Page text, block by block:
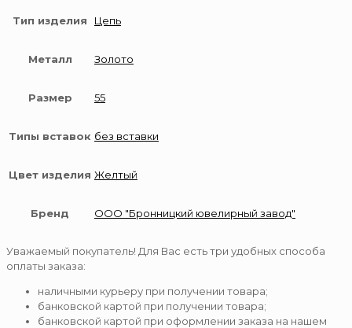
Тип изделия Цепь
Металл Золото
Размер 55
Типы вставок без вставки
Цвет изделия Желтый
Бренд ООО "Бронницкий ювелирный завод"
Уважаемый покупатель! Для Вас есть три удобных способа
оплаты заказа:
наличными курьеру при получении товара;
банковской картой при получении товара;
банковской картой при оформлении заказа на нашем